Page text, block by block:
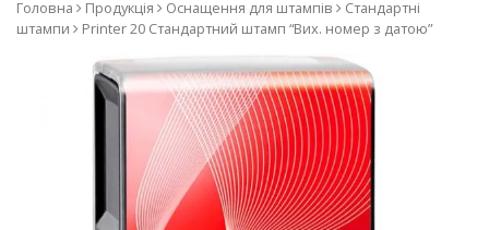
печаток та штампів з
використанням лазерної
технології. Наш асортимент
– оснащення до печаток та
Головна Продукція Оснащення для штампів
Стандартні
штампи
Printer 20 Cтандартний штамп “Вих. номер з датою”